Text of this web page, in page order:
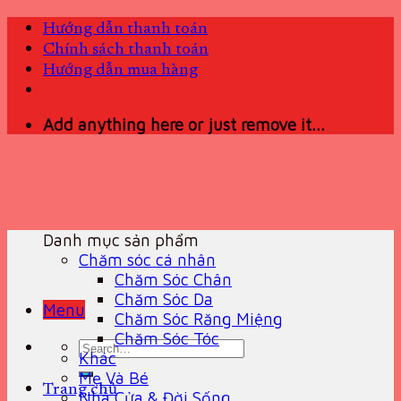
Skip
content
Hướng dẫn thanh toán
Chính sách thanh toán
Hướng dẫn mua hàng
Add anything here or just remove it...
Menu
Search
for:
Trang chủ
Danh mục sản phẩm
Chăm sóc cá nhân
Chăm Sóc Chân
Chăm Sóc Da
Chăm Sóc Răng Miệng
Chăm Sóc Tóc
Khác
Mẹ Và Bé